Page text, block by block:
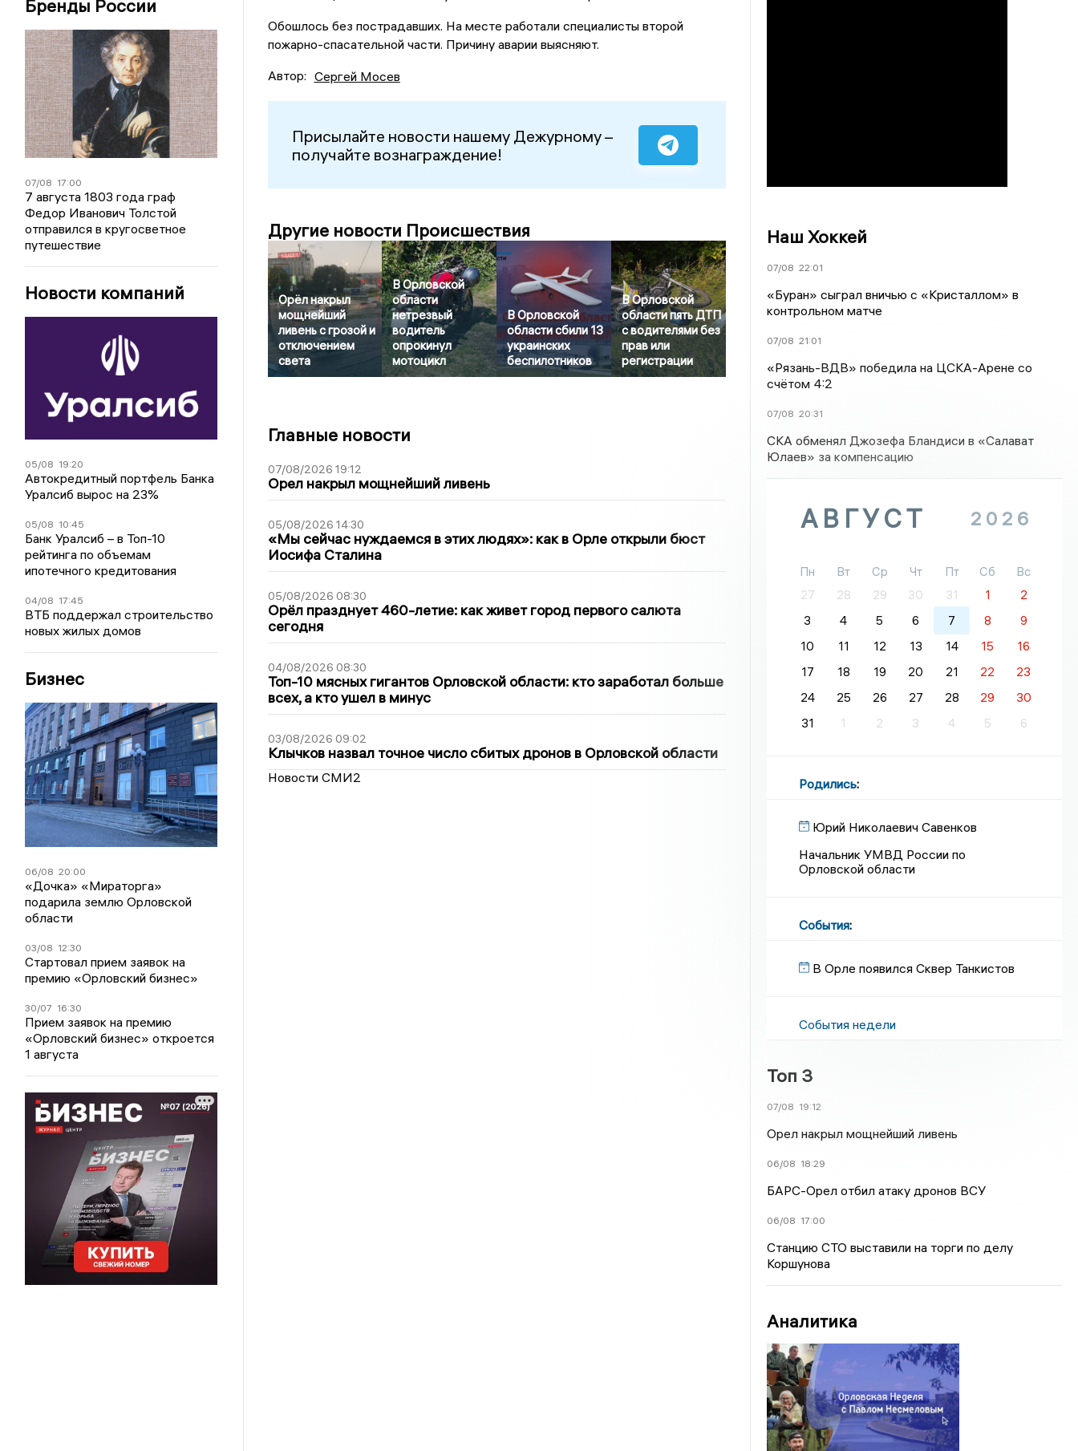
Бренды России
07/08 17:00
7 августа 1803 года граф
Федор Иванович Толстой
отправился в кругосветное
путешествие
Новости компаний
05/08 19:20
Автокредитный портфель Банка
Уралсиб вырос на 23%
05/08 10:45
Банк Уралсиб – в Топ-10
рейтинга по объемам
ипотечного кредитования
04/08 17:45
ВТБ поддержал строительство
новых жилых домов
Бизнес
06/08 20:00
«Дочка» «Мираторга»
подарила землю Орловской
области
03/08 12:30
Стартовал прием заявок на
премию «Орловский бизнес»
30/07 16:30
Прием заявок на премию
«Орловский бизнес» откроется
1 августа
Обошлось без пострадавших. На месте работали специалисты второй
пожарно-спасательной части. Причину аварии выясняют.
Автор: Сергей Мосев
Присылайте новости нашему Дежурному –
получайте вознаграждение!
Другие новости Происшествия
Орёл накрыл
мощнейший
ливень с грозой и
отключением
света
В Орловской
области
нетрезвый
водитель
опрокинул
мотоцикл
В Орловской
области сбили 13
украинских
беспилотников
В Орловской
области пять ДТП
с водителями без
прав или
регистрации
Главные новости
07/08/2026 19:12
Орел накрыл мощнейший ливень
05/08/2026 14:30
«Мы сейчас нуждаемся в этих людях»: как в Орле открыли бюст
Иосифа Сталина
05/08/2026 08:30
Орёл празднует 460-летие: как живет город первого салюта
сегодня
04/08/2026 08:30
Топ-10 мясных гигантов Орловской области: кто заработал больше
всех, а кто ушел в минус
03/08/2026 09:02
Клычков назвал точное число сбитых дронов в Орловской области
Новости СМИ2
Наш Хоккей
07/08 22:01
«Буран» сыграл вничью с «Кристаллом» в
контрольном матче
07/08 21:01
«Рязань-ВДВ» победила на ЦСКА-Арене со
счётом 4:2
07/08 20:31
СКА обменял Джозефа Бландиси в «Салават
Юлаев» за компенсацию
АВГУСТ 2026
Пн Вт Ср Чт Пт Сб
Вс
27
28 29 30 31 1
2
3
4 5 6 7 8
9
10
11 12 13 14 15
16
17
18 19 20 21 22
23
24
25 26 27 28 29
30
31
1 2 3 4 5 6
Родились:
Юрий Николаевич Савенков
Начальник УМВД России по
Орловской области
События:
В Орле появился Сквер Танкистов
События недели
Топ 3
07/08 19:12
Орел накрыл мощнейший ливень
06/08 18:29
БАРС-Орел отбил атаку дронов ВСУ
06/08 17:00
Станцию СТО выставили на торги по делу
Коршунова
Аналитика